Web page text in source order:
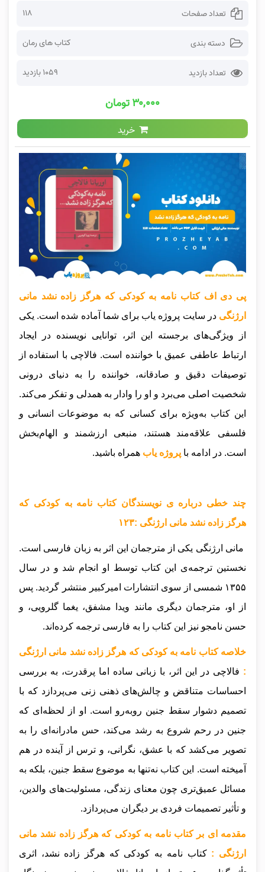
تعداد صفحات 118
دسته بندی کتاب های رمان
تعداد بازدید 1059 بازدید
۳۰,۰۰۰ تومان
خرید
پی دی اف کتاب نامه به کودکی که هرگز زاده نشد مانی
ارژنگیدر سایت پروژه یاب برای شما آماده شده است. یکی
از ویژگی‌های برجسته این اثر، توانایی نویسنده در ایجاد
ارتباط عاطفی عمیق با خواننده است. فالاچی با استفاده از
توصیفات دقیق و صادقانه، خواننده را به دنیای درونی
شخصیت اصلی می‌برد و او را وادار به همدلی و تفکر می‌کند.
این کتاب به‌ویژه برای کسانی که به موضوعات انسانی و
فلسفی علاقه‌مند هستند، منبعی ارزشمند و الهام‌بخش
است. در ادامه با پروژه یاب همراه باشید.
چند خطی درباره ی نویسندگان کتاب نامه به کودکی که
هرگز زاده نشد مانی ارژنگی :۱۲۳
مانی ارژنگی یکی از مترجمان این اثر به زبان فارسی است.
نخستین ترجمه‌ی این کتاب توسط او انجام شد و در سال
۱۳۵۵ شمسی از سوی انتشارات امیرکبیر منتشر گردید. پس
از او، مترجمان دیگری مانند ویدا مشفق، یغما گلرویی، و
حسن نامجو نیز این کتاب را به فارسی ترجمه کرده‌اند.
خلاصه کتاب نامه به کودکی که هرگز زاده نشد مانی ارژنگی
: فالاچی در این اثر، با زبانی ساده اما پرقدرت، به بررسی
احساسات متناقض و چالش‌های ذهنی زنی می‌پردازد که با
تصمیم دشوار سقط جنین روبه‌رو است. او از لحظه‌ای که
جنین در رحم شروع به رشد می‌کند، حس مادرانه‌ای را به
تصویر می‌کشد که با عشق، نگرانی، و ترس از آینده در هم
آمیخته است. این کتاب نه‌تنها به موضوع سقط جنین، بلکه به
مسائل عمیق‌تری چون معنای زندگی، مسئولیت‌های والدین،
و تأثیر تصمیمات فردی بر دیگران می‌پردازد.
مقدمه ای بر کتاب نامه به کودکی که هرگز زاده نشد مانی
ارژنگی : کتاب نامه به کودکی که هرگز زاده نشد، اثری